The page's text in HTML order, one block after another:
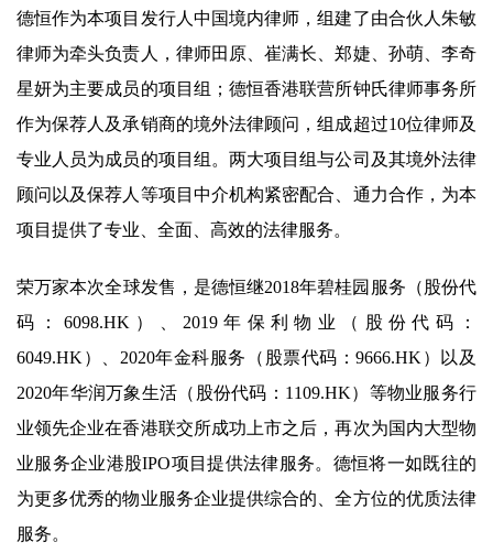
德恒作为本项目发行人中国境内律师，组建了由合伙人朱敏
律师为牵头负责人，律师田原、崔满长、郑婕、孙萌、李奇
星妍为主要成员的项目组；德恒香港联营所钟氏律师事务所
作为保荐人及承销商的境外法律顾问，组成超过10位律师及
专业人员为成员的项目组。两大项目组与公司及其境外法律
顾问以及保荐人等项目中介机构紧密配合、通力合作，为本
项目提供了专业、全面、高效的法律服务。
荣万家本次全球发售，是德恒继2018年碧桂园服务（股份代
码：6098.HK）、2019年保利物业（股份代码：
6049.HK）、2020年金科服务（股票代码：9666.HK）以及
2020年华润万象生活（股份代码：1109.HK）等物业服务行
业领先企业在香港联交所成功上市之后，再次为国内大型物
业服务企业港股IPO项目提供法律服务。德恒将一如既往的
为更多优秀的物业服务企业提供综合的、全方位的优质法律
服务。